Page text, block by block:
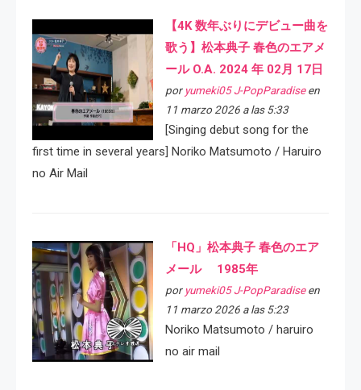
【4K 数年ぶりにデビュー曲を
歌う】松本典子 春色のエアメ
ール O.A. 2024 年 02月 17日
por yumeki05 J-PopParadiseen
11 marzo 2026 a las 5:33
[Singing debut song for the
first time in several years] Noriko Matsumoto / Haruiro
no Air Mail
「HQ」松本典子 春色のエア
メール 1985年
por yumeki05 J-PopParadiseen
11 marzo 2026 a las 5:23
Noriko Matsumoto / haruiro
no air mail